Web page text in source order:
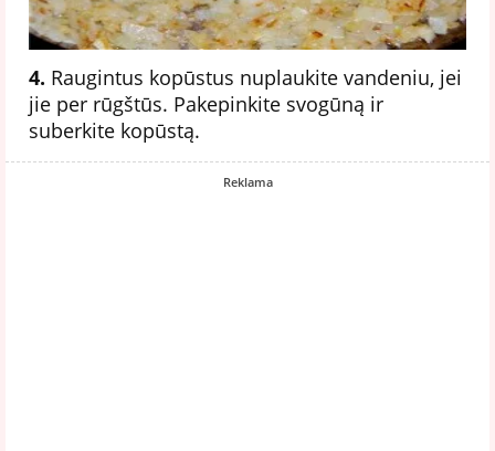
4. Raugintus kopūstus nuplaukite vandeniu, jei
jie per rūgštūs. Pakepinkite svogūną ir
suberkite kopūstą.
Reklama